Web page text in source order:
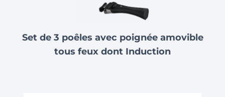
Set de 3 poêles avec poignée amovible
tous feux dont Induction